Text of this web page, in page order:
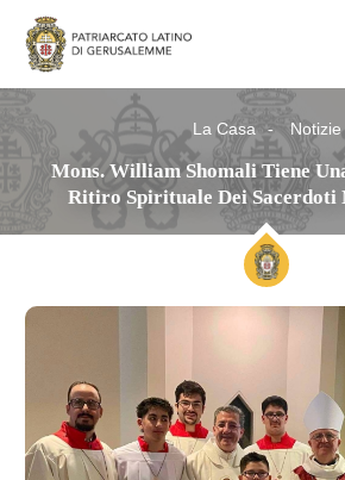
La Casa Notizie
Mons. William Shomali Tiene
Ritiro Spirituale Dei Sacerdoti